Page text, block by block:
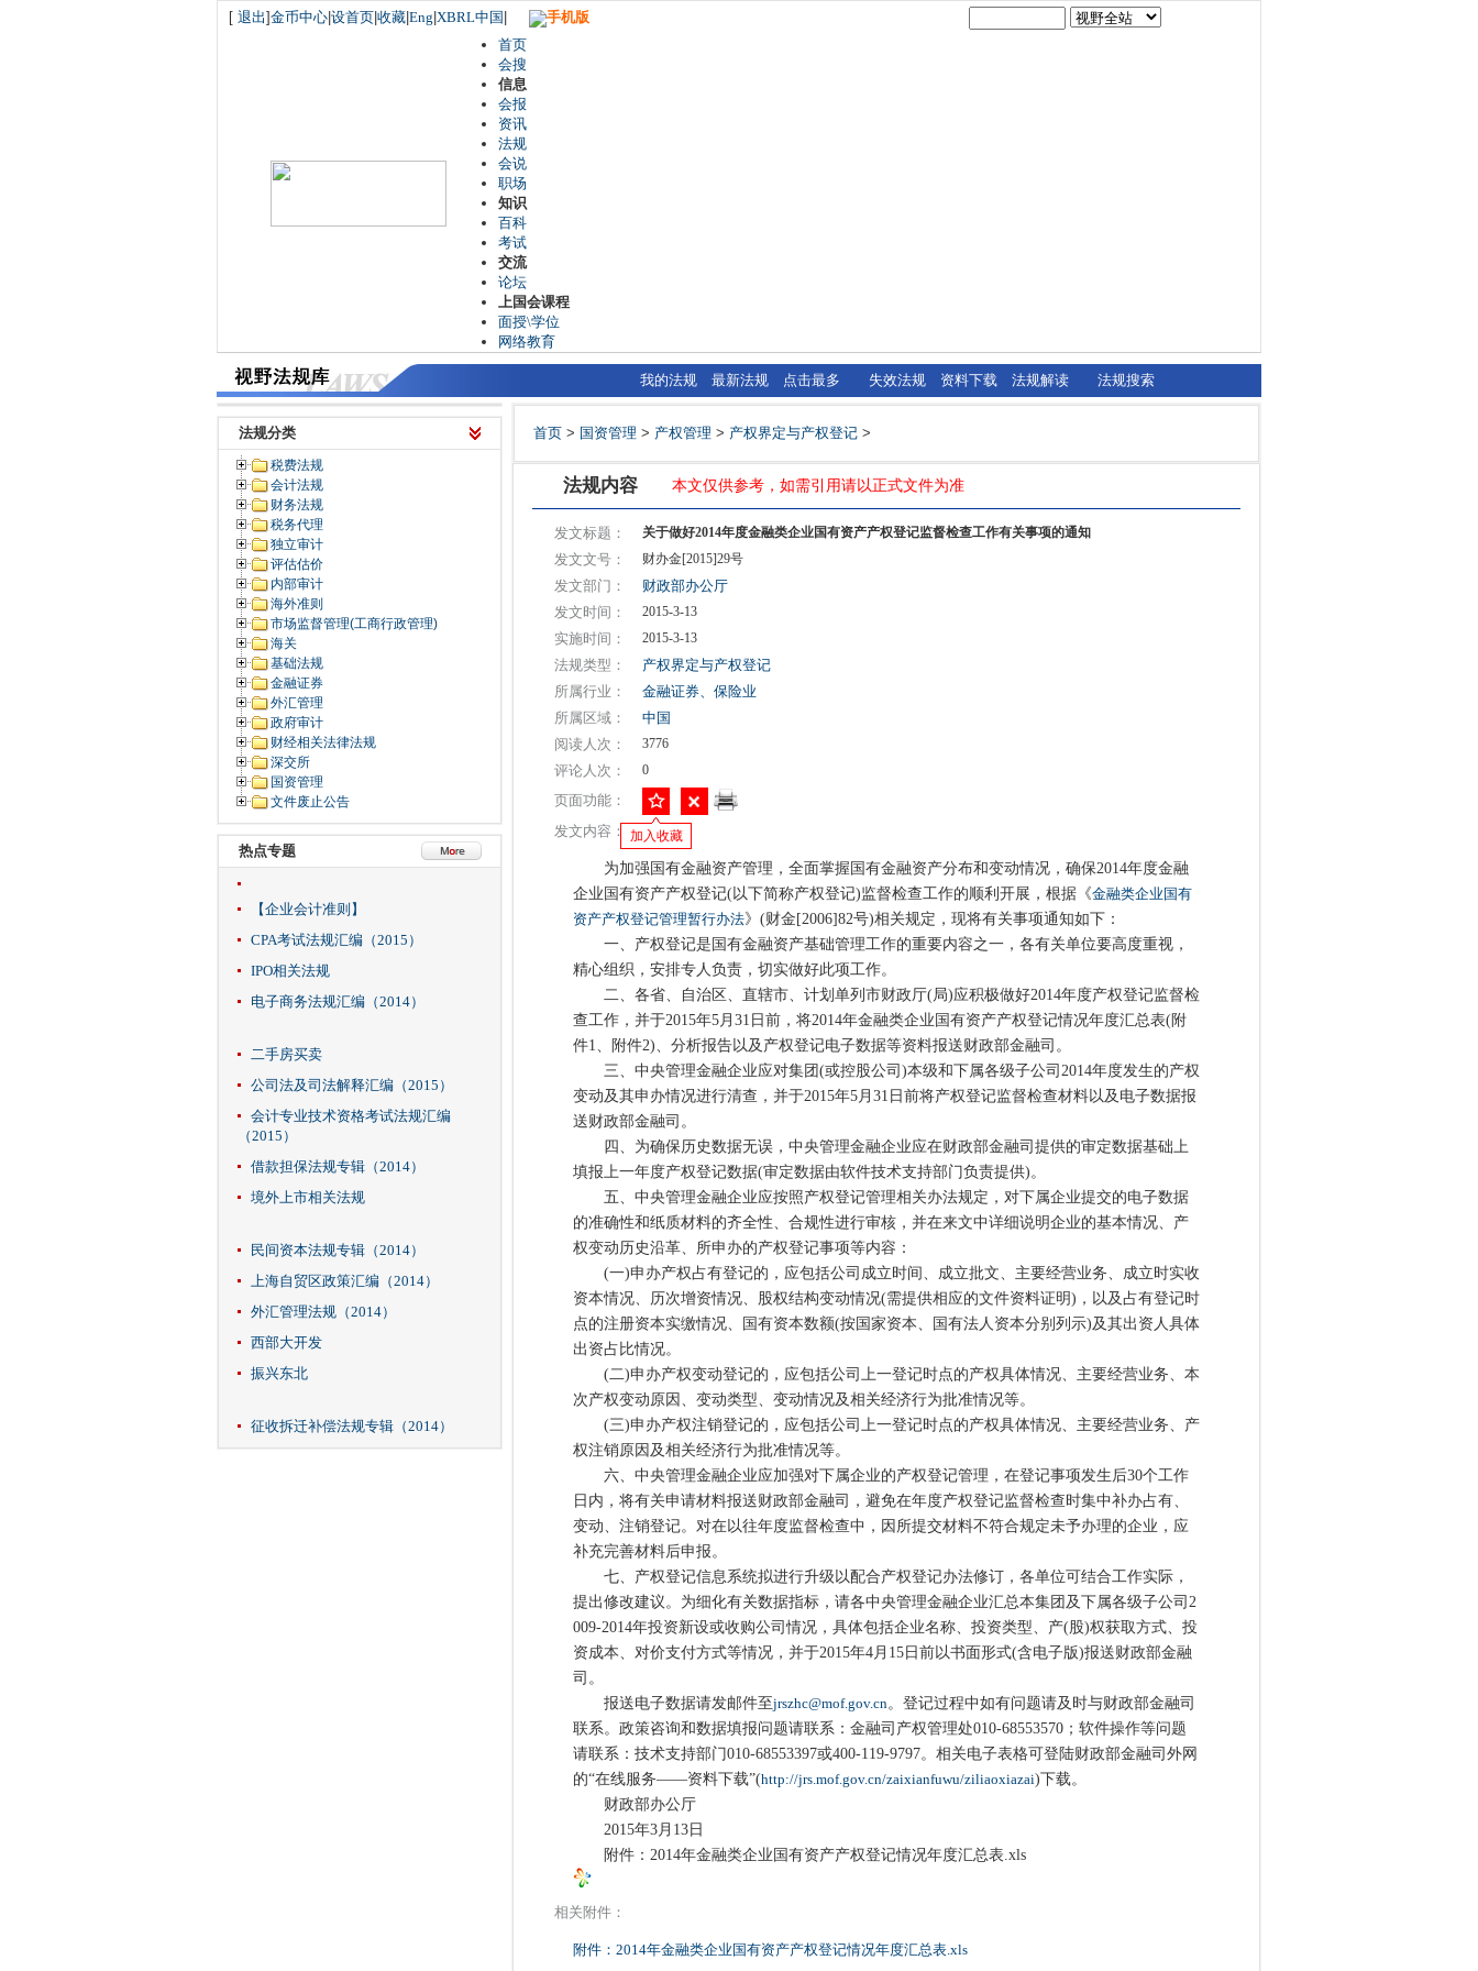
[ 退出]金币中心 设首页 收藏 Eng XBRL中国
手机版
首页
会搜
信息
会报
资讯
法规
会说
职场
知识
百科
考试
交流
论坛
上国会课程
面授\学位
网络教育
我的法规 最新法规 点击最多 失效法规 资料下载 法规解读 法规搜索
法规分类
税费法规
会计法规
财务法规
税务代理
独立审计
评估估价
内部审计
海外准则
市场监督管理(工商行政管理)
海关
基础法规
金融证券
外汇管理
政府审计
财经相关法律法规
深交所
国资管理
文件废止公告
热点专题
【企业会计准则】
CPA考试法规汇编（2015）
IPO相关法规
电子商务法规汇编（2014）
二手房买卖
公司法及司法解释汇编（2015）
会计专业技术资格考试法规汇编
（2015）
借款担保法规专辑（2014）
境外上市相关法规
民间资本法规专辑（2014）
上海自贸区政策汇编（2014）
外汇管理法规（2014）
西部大开发
振兴东北
征收拆迁补偿法规专辑（2014）
首页 > 国资管理 > 产权管理 > 产权界定与产权登记 >
法规内容 本文仅供参考，如需引用请以正式文件为准
发文标题： 关于做好2014年度金融类企业国有资产产权登记监督检查工作有关事项的通知
发文文号： 财办金[2015]29号
发文部门：
财政部办公厅
发文时间：
2015-3-13
实施时间： 2015-3-13
法规类型：
产权界定与产权登记
所属行业：
金融证券、保险业
所属区域：
中国
阅读人次：
3776
评论人次： 0
页面功能：
加入收藏
发文内容：
为加强国有金融资产管理，全面掌握国有金融资产分布和变动情况，确保2014年度金融
企业国有资产产权登记(以下简称产权登记)监督检查工作的顺利开展，根据《金融类企业国有
资产产权登记管理暂行办法》(财金[2006]82号)相关规定，现将有关事项通知如下：
一、产权登记是国有金融资产基础管理工作的重要内容之一，各有关单位要高度重视，
精心组织，安排专人负责，切实做好此项工作。
二、各省、自治区、直辖市、计划单列市财政厅(局)应积极做好2014年度产权登记监督检
查工作，并于2015年5月31日前，将2014年金融类企业国有资产产权登记情况年度汇总表(附
件1、附件2)、分析报告以及产权登记电子数据等资料报送财政部金融司。
三、中央管理金融企业应对集团(或控股公司)本级和下属各级子公司2014年度发生的产权
变动及其申办情况进行清查，并于2015年5月31日前将产权登记监督检查材料以及电子数据报
送财政部金融司。
四、为确保历史数据无误，中央管理金融企业应在财政部金融司提供的审定数据基础上
填报上一年度产权登记数据(审定数据由软件技术支持部门负责提供)。
五、中央管理金融企业应按照产权登记管理相关办法规定，对下属企业提交的电子数据
的准确性和纸质材料的齐全性、合规性进行审核，并在来文中详细说明企业的基本情况、产
权变动历史沿革、所申办的产权登记事项等内容：
(一)申办产权占有登记的，应包括公司成立时间、成立批文、主要经营业务、成立时实收
资本情况、历次增资情况、股权结构变动情况(需提供相应的文件资料证明)，以及占有登记时
点的注册资本实缴情况、国有资本数额(按国家资本、国有法人资本分别列示)及其出资人具体
出资占比情况。
(二)申办产权变动登记的，应包括公司上一登记时点的产权具体情况、主要经营业务、本
次产权变动原因、变动类型、变动情况及相关经济行为批准情况等。
(三)申办产权注销登记的，应包括公司上一登记时点的产权具体情况、主要经营业务、产
权注销原因及相关经济行为批准情况等。
六、中央管理金融企业应加强对下属企业的产权登记管理，在登记事项发生后30个工作
日内，将有关申请材料报送财政部金融司，避免在年度产权登记监督检查时集中补办占有、
变动、注销登记。对在以往年度监督检查中，因所提交材料不符合规定未予办理的企业，应
补充完善材料后申报。
七、产权登记信息系统拟进行升级以配合产权登记办法修订，各单位可结合工作实际，
提出修改建议。为细化有关数据指标，请各中央管理金融企业汇总本集团及下属各级子公司2
009-2014年投资新设或收购公司情况，具体包括企业名称、投资类型、产(股)权获取方式、投
资成本、对价支付方式等情况，并于2015年4月15日前以书面形式(含电子版)报送财政部金融
司。
报送电子数据请发邮件至jrszhc@mof.gov.cn。登记过程中如有问题请及时与财政部金融司
联系。政策咨询和数据填报问题请联系：金融司产权管理处010-68553570；软件操作等问题
请联系：技术支持部门010-68553397或400-119-9797。相关电子表格可登陆财政部金融司外网
的“在线服务——资料下载”(http://jrs.mof.gov.cn/zaixianfuwu/ziliaoxiazai)下载。
财政部办公厅
2015年3月13日
附件：2014年金融类企业国有资产产权登记情况年度汇总表.xls
相关附件：
附件：2014年金融类企业国有资产产权登记情况年度汇总表.xls